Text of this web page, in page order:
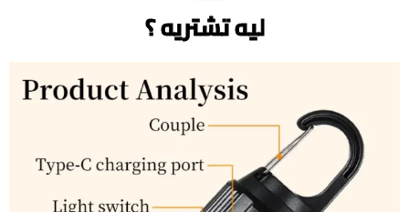
ليه تشتريه ؟